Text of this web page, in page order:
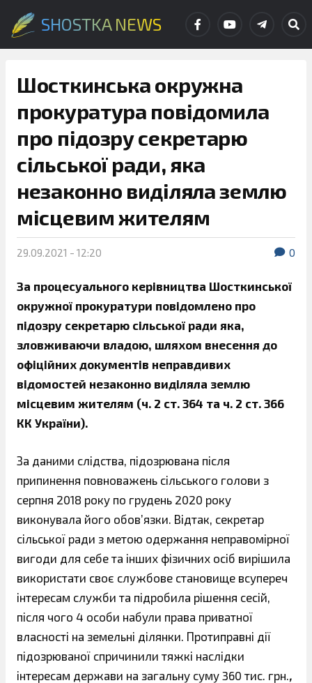
SHOSTKA NEWS
Шосткинська окружна
прокуратура повідомила
про підозру секретарю
сільської ради, яка
незаконно виділяла землю
місцевим жителям
29.09.2021 - 12:20 0
За процесуального керівництва Шосткинської
окружної прокуратури повідомлено про
підозру секретарю сільської ради яка,
зловживаючи владою, шляхом внесення до
офіційних документів неправдивих
відомостей незаконно виділяла землю
місцевим жителям (ч. 2 ст. 364 та ч. 2 ст. 366
КК України).
За даними слідства, підозрювана після
припинення повноважень сільського голови з
серпня 2018 року по грудень 2020 року
виконувала його обов’язки. Відтак, секретар
сільської ради з метою одержання неправомірної
вигоди для себе та інших фізичних осіб вирішила
використати своє службове становище всупереч
інтересам служби та підробила рішення сесій,
після чого 4 особи набули права приватної
власності на земельні ділянки. Протиправні дії
підозрюваної спричинили тяжкі наслідки
інтересам держави на загальну суму 360 тис. грн. ,